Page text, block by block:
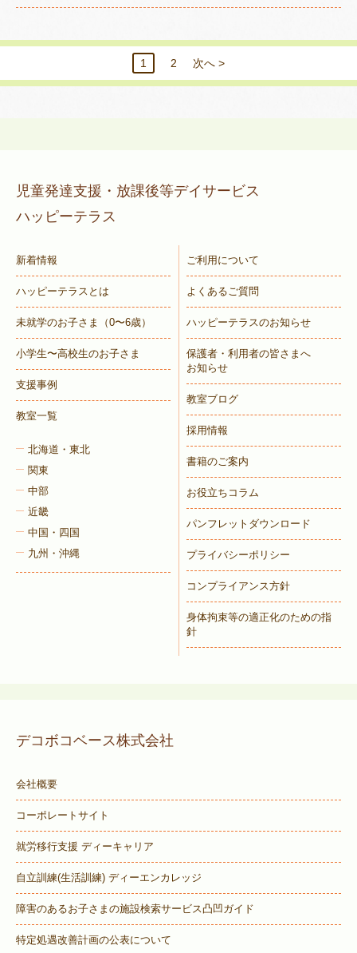
1 2 次へ >
児童発達支援・放課後等デイサービス
ハッピーテラス
新着情報
ハッピーテラスとは
未就学のお子さま （0〜6歳）
小学生〜高校生のお子さま
支援事例
教室一覧
北海道・東北
関東
中部
近畿
中国・四国
九州・沖縄
ご利用について
よくあるご質問
ハッピーテラスのお知らせ
保護者・利用者の皆さまへ
お知らせ
教室ブログ
採用情報
書籍のご案内
お役立ちコラム
パンフレットダウンロード
プライバシーポリシー
コンプライアンス方針
身体拘束等の適正化のための指
針
デコボコベース株式会社
会社概要
コーポレートサイト
就労移行支援 ディーキャリア
自立訓練(生活訓練) ディーエンカレッジ
障害のあるお子さまの施設検索サービス凸凹ガイド
特定処遇改善計画の公表について